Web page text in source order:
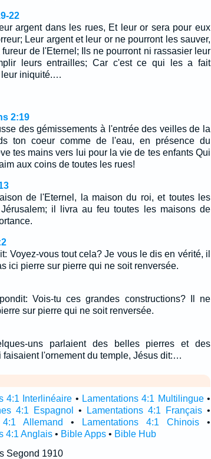
22
argent dans les rues, Et leur or sera pour eux
Leur argent et leur or ne pourront les sauver,
de l'Eternel; Ils ne pourront ni rassasier leur
leurs entrailles; Car c'est ce qui les a fait
leur iniquité.…
2:19
des gémissements à l'entrée des veilles de la
ton coeur comme de l'eau, en présence du
tes mains vers lui pour la vie de tes enfants Qui
aux coins de toutes les rues!
de l'Eternel, la maison du roi, et toutes les
il livra au feu toutes les maisons de
Voyez-vous tout cela? Je vous le dis en vérité, il
ici pierre sur pierre qui ne soit renversée.
Vois-tu ces grandes constructions? Il ne
sur pierre qui ne soit renversée.
uns parlaient des belles pierres et des
faisaient l'ornement du temple, Jésus dit:…
4:1 Interlinéaire • Lamentations 4:1 Multilingue•
4:1 Espagnol
• Lamentations 4:1 Français•
Allemand • Lamentations 4:1 Chinois•
4:1 Anglais• Bible Apps• Bible Hub
Segond 1910